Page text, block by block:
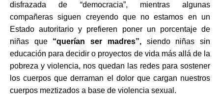
disfrazada de “democracia”, mientras algunas
compañeras siguen creyendo que no estamos en un
Estado autoritario y prefieren poner un porcentaje de
niñas que “querían ser madres”, siendo niñas sin
educación para decidir o proyectos de vida más allá de la
pobreza y violencia, nos quedan las redes para sostener
los cuerpos que derraman el dolor que cargan nuestros
cuerpos meztizados a base de violencia sexual.